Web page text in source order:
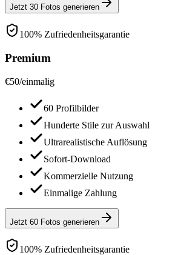
Jetzt 30 Fotos generieren
100% Zufriedenheitsgarantie
Premium
€50/einmalig
60 Profilbilder
Hunderte Stile zur Auswahl
Ultrarealistische Auflösung
Sofort-Download
Kommerzielle Nutzung
Einmalige Zahlung
Jetzt 60 Fotos generieren
100% Zufriedenheitsgarantie